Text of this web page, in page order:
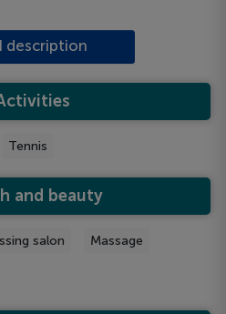
description
Tennis
and beauty
salon Massage